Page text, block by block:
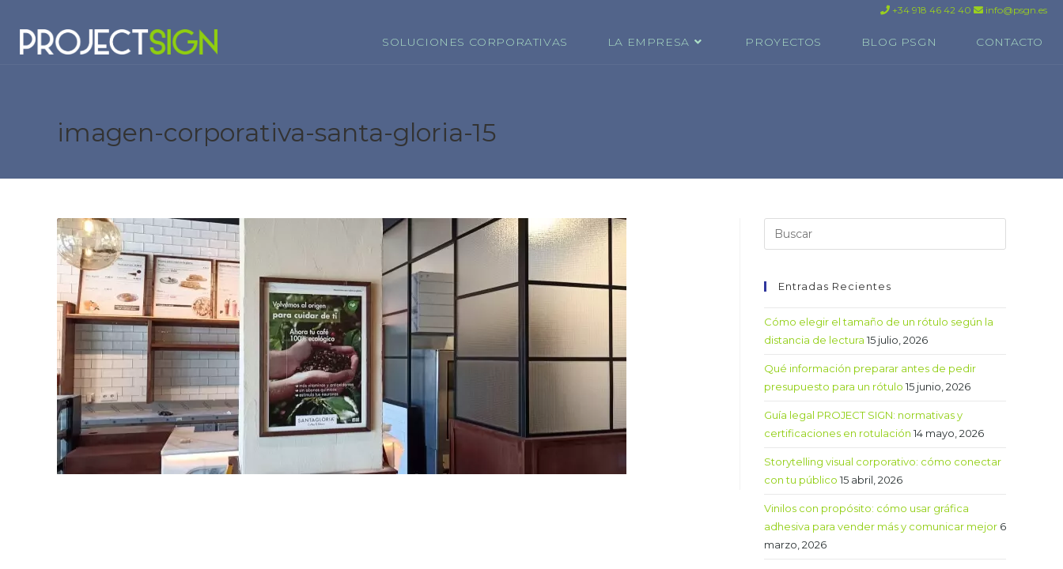
+34 918 46 42 40 info@psgn.es
SOLUCIONES CORPORATIVAS LA EMPRESA PROYECTOS BLOG PSGN CONTACTO
imagen-corporativa-santa-gloria-15
Entradas Recientes
Cómo elegir el tamaño de un rótulo según la
distancia de lectura 15 julio, 2026
Qué información preparar antes de pedir
presupuesto para un rótulo 15 junio, 2026
Guía legal PROJECT SIGN: normativas y
certificaciones en rotulación 14 mayo, 2026
Storytelling visual corporativo: cómo conectar
con tu público 15 abril, 2026
Vinilos con propósito: cómo usar gráfica
adhesiva para vender más y comunicar mejor 6
marzo, 2026